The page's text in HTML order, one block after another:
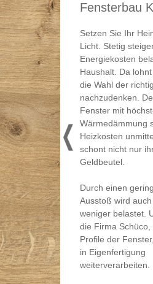
Fensterbau
Setzen Sie Ihr
Licht. Stetig
Energiekosten
Haushalt. Da
die Wahl der
nachzudenken.
Fenster mit
Wärmedämmung
Heizkosten
schont nicht nur
Geldbeutel.
Durch einen
Ausstoß wird
weniger belastet.
die Firma Schüco,
Profile der
in Eigenfertigung
weiterverarbeiten.